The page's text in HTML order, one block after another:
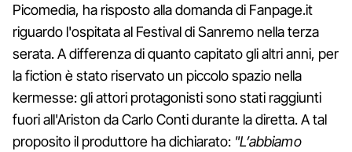
Picomedia, ha risposto alla domanda di Fanpage.it
riguardo l'ospitata al Festival di Sanremo nella terza
serata. A differenza di quanto capitato gli altri anni, per
la fiction è stato riservato un piccolo spazio nella
kermesse: gli attori protagonisti sono stati raggiunti
fuori all'Ariston da Carlo Conti durante la diretta. A tal
proposito il produttore ha dichiarato: "L’abbiamo